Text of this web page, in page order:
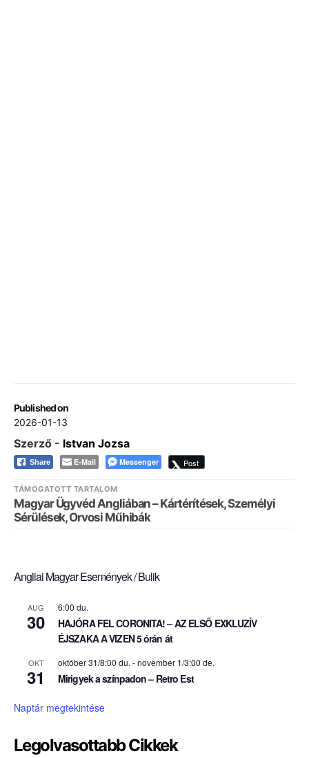
Published on
2026-01-13
Szerző - Istvan Jozsa
Share E-Mail Messenger Post
TÁMOGATOTT TARTALOM
Magyar Ügyvéd Angliában – Kártérítések, Személyi
Sérülések, Orvosi Műhibák
Angliai Magyar Események / Bulik
AUG
30
6:00 du.
HAJÓRA FEL CORONITA! – AZ ELSŐ EXKLUZÍV
ÉJSZAKA A VIZEN 5 órán át
OKT
31
október 31/8:00 du. -november 1/3:00 de.
Mirigyek a színpadon – Retro Est
Naptár megtekintése
Legolvasottabb Cikkek